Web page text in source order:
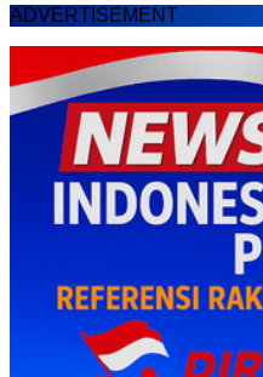
ADVERTISEMENT